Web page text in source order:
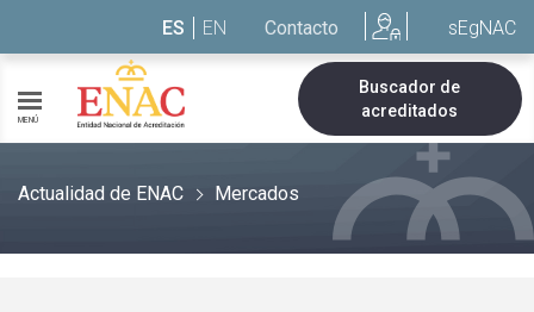
ES EN Contacto sEgNAC
MENÚ
Buscador de
acreditados
Actualidad de ENAC Mercados